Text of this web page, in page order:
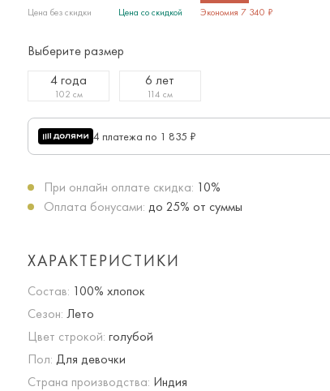
Цена без скидки Цена со скидкой Экономия 7 340 ₽
Выберите размер
4 года
102 см
6 лет
114 см
4 платежа по 1 835 ₽
При онлайн оплате скидка: 10%
Оплата бонусами: до 25% от суммы
ХАРАКТЕРИСТИКИ
Состав: 100% хлопок
Сезон: Лето
Цвет строкой: голубой
Пол: Для девочки
Страна производства: Индия